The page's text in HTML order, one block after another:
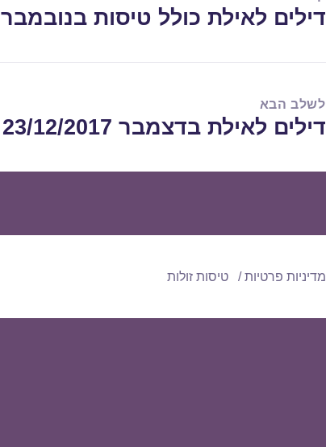
הפוסט
דילים לאילת כולל טיסות בנובמבר 30/11/2017
לשלב הבא
הפוסט
דילים לאילת בדצמבר 23/12/2017
מדיניות פרטיות טיסות זולות